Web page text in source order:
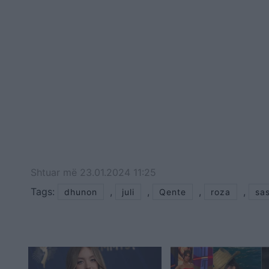
Shtuar më 23.01.2024 11:25
Tags:
dhunon , juli , Qente , roza ,